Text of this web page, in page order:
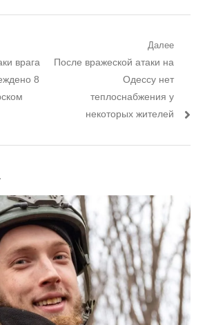
врага
8
Далее
Следующий
После вражеской атаки на
Одессу нет
теплоснабжения у
некоторых жителей